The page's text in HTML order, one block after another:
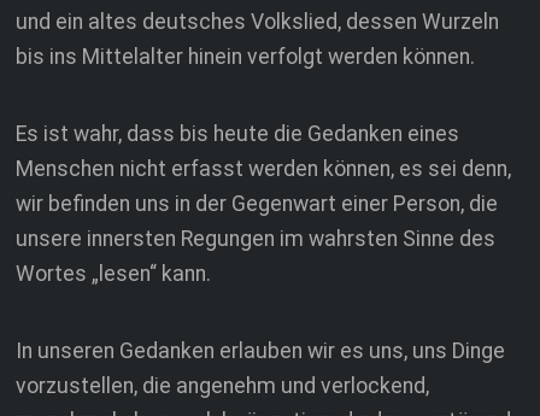
und ein altes deutsches Volkslied, dessen Wurzeln
bis ins Mittelalter hinein verfolgt werden können.
Es ist wahr, dass bis heute die Gedanken eines
Menschen nicht erfasst werden können, es sei denn,
wir befinden uns in der Gegenwart einer Person, die
unsere innersten Regungen im wahrsten Sinne des
Wortes „lesen“ kann.
In unseren Gedanken erlauben wir es uns, uns Dinge
vorzustellen, die angenehm und verlockend,